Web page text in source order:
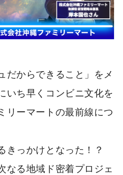
だからできること」をメ
いち早くコンビニ文化を
リーマートの最前線につ
きっかけとなった！？
なる地域ド密着プロジェ